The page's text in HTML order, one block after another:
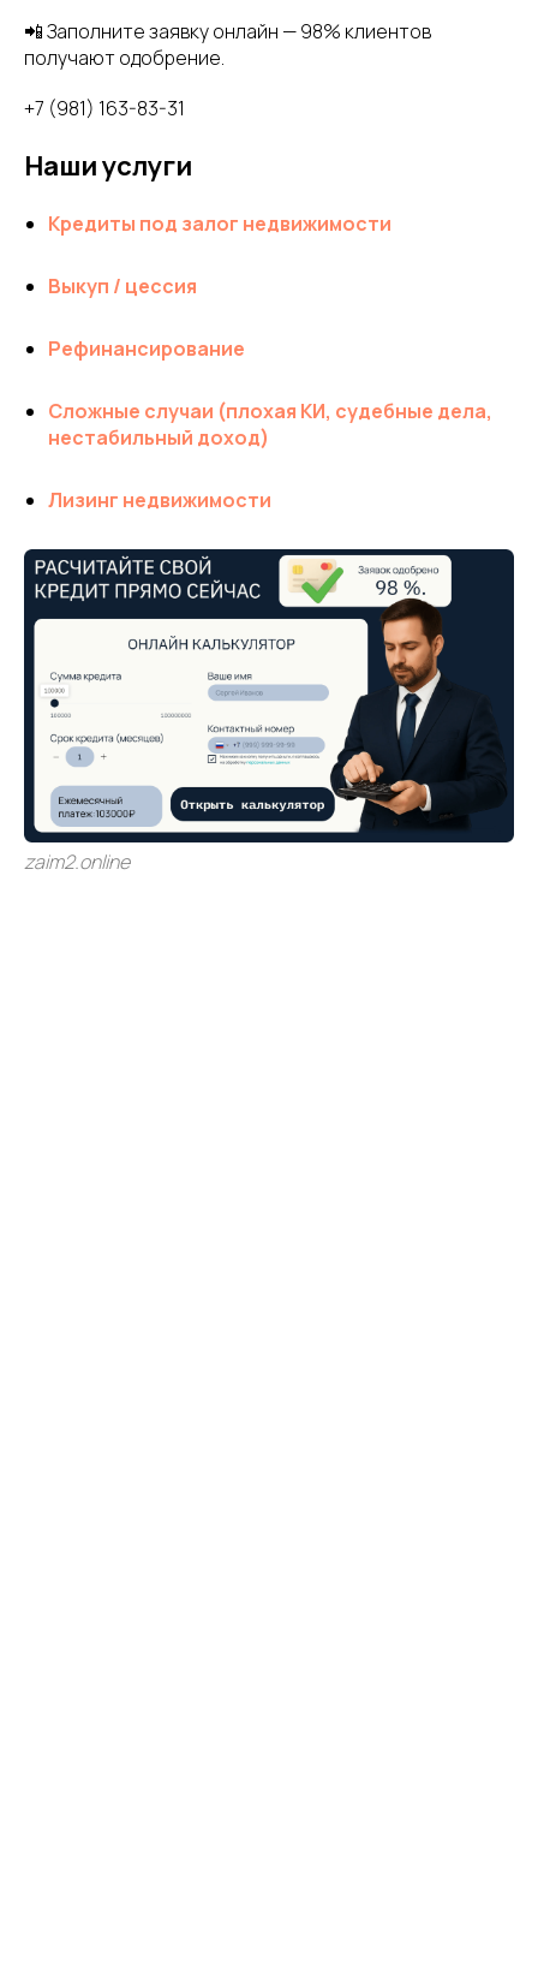
📲 Заполните заявку онлайн — 98% клиентов
получают одобрение.
+7 (981) 163-83-31
Наши услуги
Кредиты под залог недвижимости
Выкуп / цессия
Рефинансирование
Сложные случаи (плохая КИ, судебные дела,
нестабильный доход)
Лизинг недвижимости
zaim2.online